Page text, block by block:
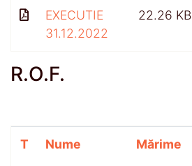
EXECUTIE
31.12.2022
22.26 KB
R.O.F.
T Nume Mărime